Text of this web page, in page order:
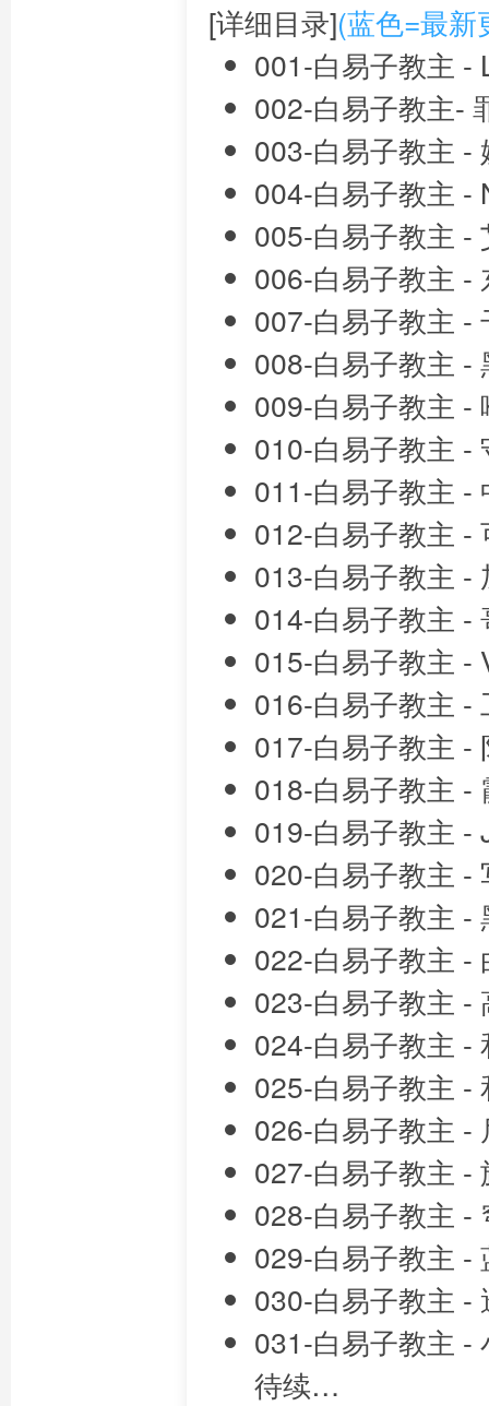
[详细目录](蓝色=最新
001-白易子教主 -
002-白易子教主-
003-白易子教主 -
004-白易子教主 -
005-白易子教主 -
006-白易子教主 -
007-白易子教主 -
008-白易子教主 -
009-白易子教主 -
010-白易子教主 -
011-白易子教主 -
012-白易子教主 -
013-白易子教主 -
014-白易子教主 -
015-白易子教主 -
016-白易子教主 -
017-白易子教主 -
018-白易子教主 -
019-白易子教主 -
020-白易子教主 -
021-白易子教主 -
022-白易子教主 -
023-白易子教主 -
024-白易子教主 -
025-白易子教主 -
026-白易子教主 -
027-白易子教主 -
028-白易子教主 -
029-白易子教主 -
030-白易子教主 -
031-白易子教主 -
待续…